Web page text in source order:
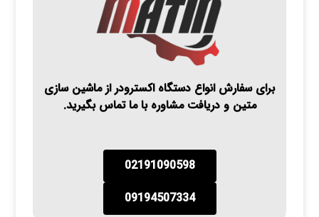
برای سفارش انواع دستگاه اکسترودر از ماشین سازی
متین و دریافت مشاوره با ما تماس بگیرید.
02191090598
09194507334